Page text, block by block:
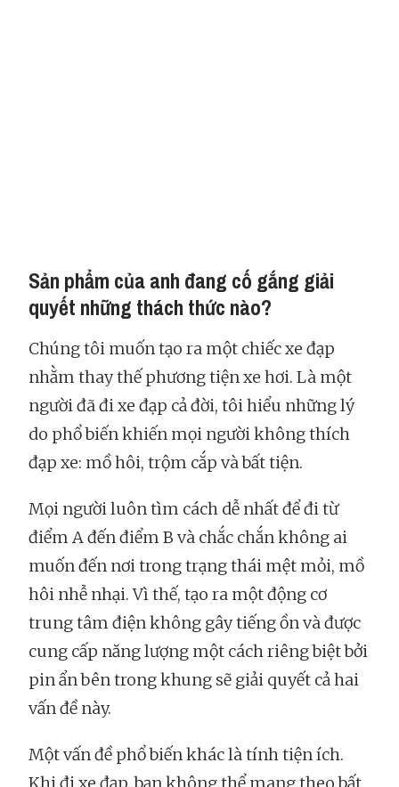
Sản phẩm của anh đang cố gắng giải
quyết những thách thức nào?
Chúng tôi muốn tạo ra một chiếc xe đạp
nhằm thay thế phương tiện xe hơi. Là một
người đã đi xe đạp cả đời, tôi hiểu những lý
do phổ biến khiến mọi người không thích
đạp xe: mồ hôi, trộm cắp và bất tiện.
Mọi người luôn tìm cách dễ nhất để đi từ
điểm A đến điểm B và chắc chắn không ai
muốn đến nơi trong trạng thái mệt mỏi, mồ
hôi nhễ nhại. Vì thế, tạo ra một động cơ
trung tâm điện không gây tiếng ồn và được
cung cấp năng lượng một cách riêng biệt bởi
pin ẩn bên trong khung sẽ giải quyết cả hai
vấn đề này.
Một vấn đề phổ biến khác là tính tiện ích.